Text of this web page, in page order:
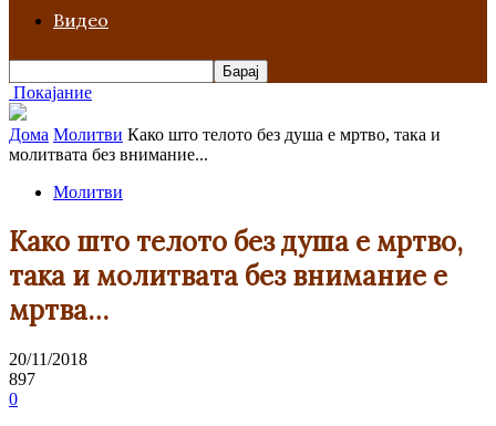
Видео
Покајание
Дома Молитви Како што телото без душа е мртво, така и
молитвата без внимание...
Молитви
Како што телото без душа е мртво,
така и молитвата без внимание е
мртва…
20/11/2018
897
0